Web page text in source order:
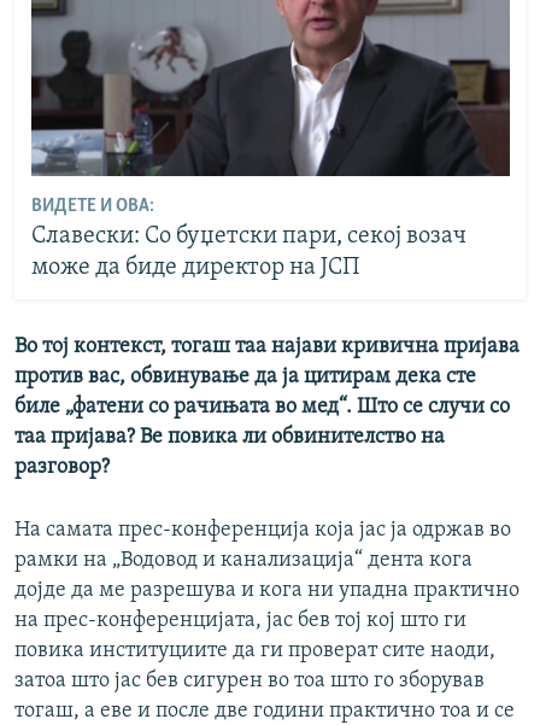
ВИДЕТЕ И ОВА:
Славески: Со буџетски пари, секој возач
може да биде директор на ЈСП
Во тој контекст, тогаш таа најави кривична пријава
против вас, обвинување да ја цитирам дека сте
биле „фатени со рачињата во мед“. Што се случи со
таа пријава? Ве повика ли обвинителство на
разговор?
На самата прес-конференција која јас ја одржав во
рамки на „Водовод и канализација“ дента кога
дојде да ме разрешува и кога ни упадна практично
на прес-конференцијата, јас бев тој кој што ги
повика институциите да ги проверат сите наоди,
затоа што јас бев сигурен во тоа што го зборував
тогаш, а еве и после две години практично тоа и се